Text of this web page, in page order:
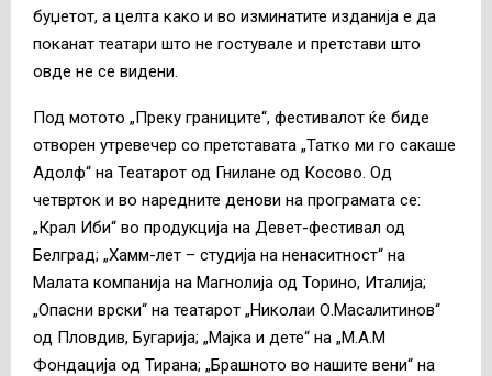
буџетот, а целта како и во изминатите изданија е да
поканат театари што не гостувале и претстави што
овде не се видени.
Под мотото „Преку границите“, фестивалот ќе биде
отворен утревечер со претставата „Татко ми го сакаше
Адолф“ на Театарот од Гнилане од Косово. Од
четврток и во наредните денови на програмата се:
„Крал Иби“ во продукција на Девет-фестивал од
Белград; „Хамм-лет – студија на ненаситност“ на
Малата компанија на Магнолија од Торино, Италија;
„Опасни врски“ на театарот „Николаи О.Масалитинов“
од Пловдив, Бугарија; „Мајка и дете“ на „М.А.М
Фондација од Тирана; „Брашното во нашите вени“ на